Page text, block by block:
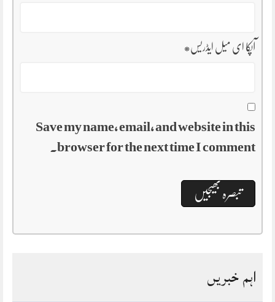
آپکا ای میل ایڈریس*
Save my name, email, and website in this
browser for the next time I comment.
اہم خبریں